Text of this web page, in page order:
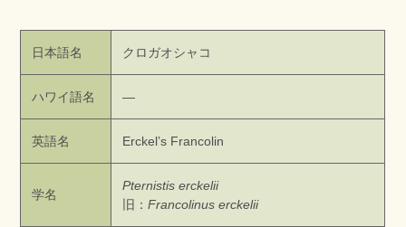
日本語名 クロガオシャコ
ハワイ語名 —
英語名 Erckel’s Francolin
学名
Pternistis erckelii
旧：Francolinus erckelii